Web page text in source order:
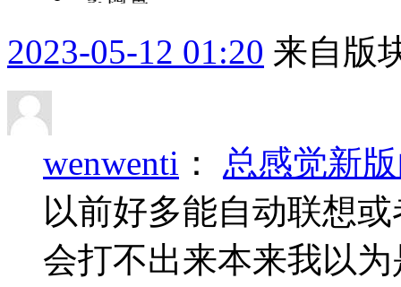
2023-05-12 01:20 来自版
wenwenti ： 总感觉新
以前好多能自动联想
会打不出来本来我以